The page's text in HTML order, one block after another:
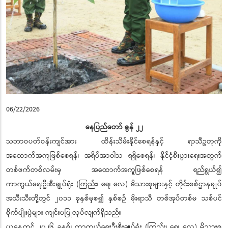
06/22/2026
နေပြည်တော် ဇွန် ၂၂
သဘာဝပတ်ဝန်းကျင်အား ထိန်းသိမ်းနိုင်စေရန်နှင့် ရာသီဥတုကို
အထောက်အကူဖြစ်စေရန်၊ အရိပ်အာဝါသ ရရှိစေရန်၊ နိုင်ငံ့စီးပွားရေးအတွက်
တစ်ဖက်တစ်လမ်းမှ အထောက်အကူဖြစ်စေရန် ရည်ရွယ်၍
ကာကွယ်ရေးဦးစီးချုပ်ရုံး (ကြည်း၊ ရေ၊ လေ) မိသားစုများနှင့် တိုင်းစစ်ဌာနချုပ်
အသီးသီးတို့တွင် ၂၀၁၁ ခုနှစ်မှစ၍ နှစ်စဉ် မိုးရာသီ တစ်အုပ်တစ်မ သစ်ပင်
စိုက်ပျိုးပွဲများ ကျင်းပပြုလုပ်လျက်ရှိသည်။